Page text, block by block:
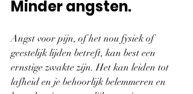
Minder angsten.
Angst voor pijn, of het nou fysiek of
geestelijk lijden betreft, kan best een
ernstige zwakte zijn. Het kan leiden tot
lafheid en je behoorlijk belemmeren en